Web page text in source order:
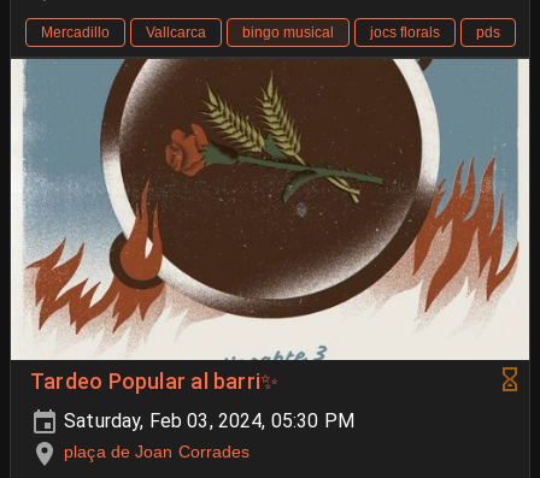
Mercadillo Vallcarca bingo musical jocs florals pds
Tardeo Popular al barri✨
Saturday, Feb 03, 2024, 05:30 PM
plaça de Joan Corrades